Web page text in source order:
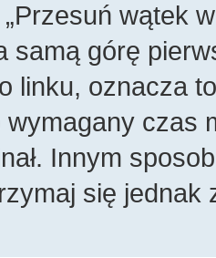
wątek
samą górę
linku, oznacza
wymagany czas
Innym
się jednak